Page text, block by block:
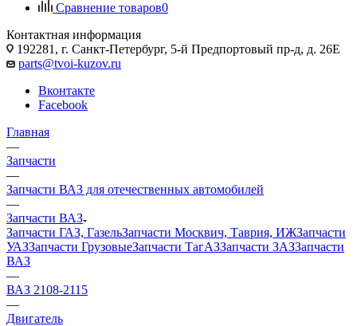
Сравнение товаров0
Контактная информация
192281, г. Санкт-Петербург, 5-й Предпортовый пр-д, д. 26Е
parts@tvoi-kuzov.ru
Вконтакте
Facebook
Главная
—
Запчасти
—
Запчасти ВАЗ для отечественных автомобилей
—
Запчасти ВАЗ
Запчасти ГАЗ, ГазельЗапчасти Москвич, Таврия, ИЖЗапчасти
УАЗЗапчасти ГрузовыеЗапчасти ТагАЗЗапчасти ЗАЗЗапчасти
ВАЗ
—
ВАЗ 2108-2115
—
Двигатель